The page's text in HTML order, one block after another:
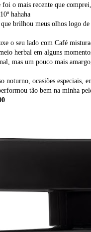
foi o mais recente que
hahaha
brilhou meus olhos logo de
o seu lado com Café
herbal em alguns
mas um pouco mais
noturno, ocasiões especiais,
tão bem na minha